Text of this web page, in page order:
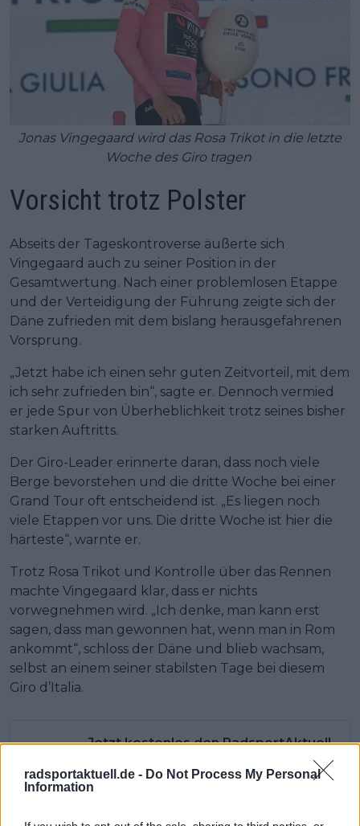
radsportaktuell.de - Do Not Process My Personal
Information
Jonas Vingegaard wird das Rosa Trikot in die letzte
Woche des Giro tragen
Vorsicht trotz Polster
Abseits der Tageskontroverse äußerte sich
Vingegaard auch zu seiner Position in der
Gesamtwertung. Nach einer problemlosen Etappe
und der Verteidigung der Führung zeigte sich der
Däne zufrieden mit dem bislang herausgefahrenen
Vorsprung.
„Jetzt habe ich einen sehr guten Zeitvorteil, mit dem
ich sehr zufrieden bin“, sagte er. Dennoch vermied
er jede Spur von Überheblichkeit trotz seines bisher
starken Auftritts.
Der Giro-Leader erinnerte daran, dass noch viele
Berge bevorstehen und die dritte Woche bei einer
Grand Tour oft entscheidend ist. „Es liegen noch
viele Etappen vor uns. Die dritte Woche ist hier die
härteste“, warnte er.
Trotz Rosa Trikot und Kontrolle über das Rennen
machte Vingegaard klar, dass er nichts
vorwegnehmen wird. „Ich denke, man kann erst
sagen, dass man gewonnen hat, wenn man in Rom
ankommt“, schloss der Däne und blieb wachsam,
selbst an einem seiner stabilsten Tage bei diesem
Giro d’Italia.
Jetzt kostenlos den RadsportAktuell-
Nachdem du auf „Abonnieren“ geklickt hast,